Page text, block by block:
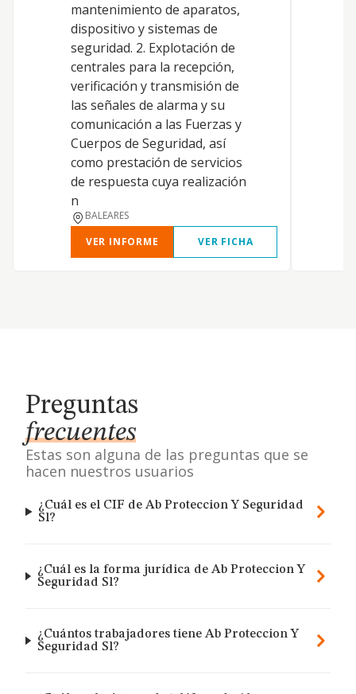
mantenimiento de aparatos,
dispositivo y sistemas de
seguridad. 2. Explotación de
centrales para la recepción,
verificación y transmisión de
las señales de alarma y su
comunicación a las Fuerzas y
Cuerpos de Seguridad, así
como prestación de servicios
de respuesta cuya realización
n
BALEARES
VER INFORME
VER FICHA
Preguntas
frecuentes
Estas son alguna de las preguntas que se
hacen nuestros usuarios
¿Cuál es el CIF de Ab Proteccion Y Seguridad
Sl?
¿Cuál es la forma jurídica de Ab Proteccion Y
Seguridad Sl?
¿Cuántos trabajadores tiene Ab Proteccion Y
Seguridad Sl?